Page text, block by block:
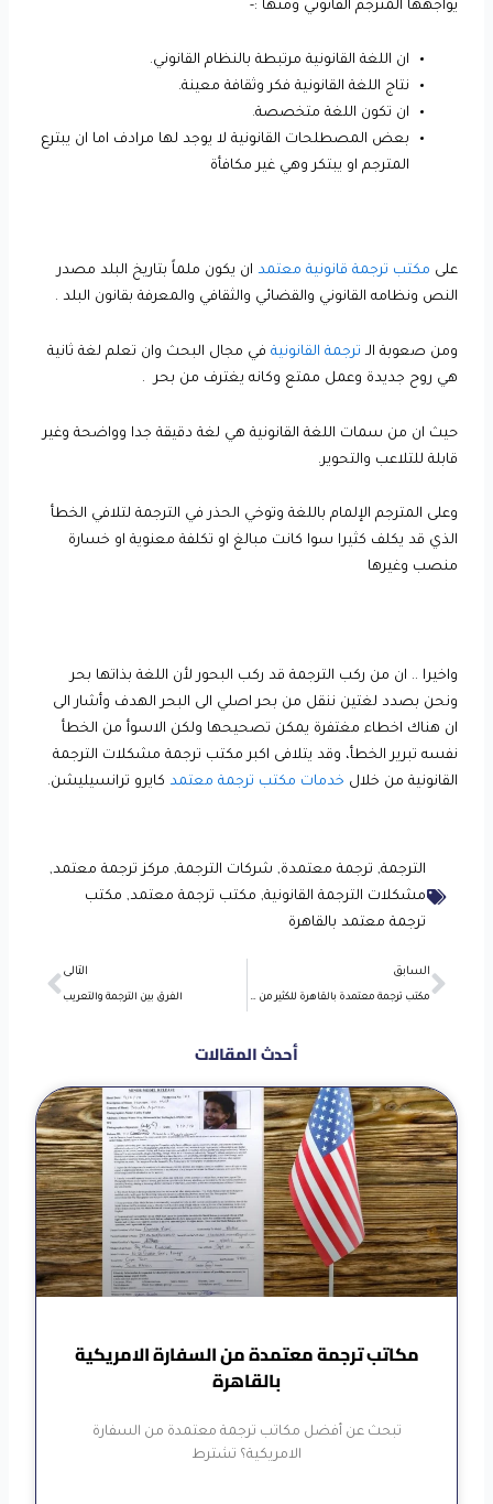
يواجهها المترجم القانوني ومنها :-
ان اللغة القانونية مرتبطة بالنظام القانوني.
نتاج اللغة القانونية فكر وثقافة معينة.
ان تكون اللغة متخصصة.
بعض المصطلحات القانونية لا يوجد لها مرادف اما ان يبترع
المترجم او يبتكر وهي غير مكافأة
على مكتب ترجمة قانونية معتمد ان يكون ملماً بتاريخ البلد مصدر
النص ونظامه القانوني والقضائي والثقافي والمعرفة بقانون البلد .
ومن صعوبة الـ ترجمة القانونية في مجال البحث وان تعلم لغة ثانية
هي روح جديدة وعمل ممتع وكانه يغترف من بحر .
حيث ان من سمات اللغة القانونية هي لغة دقيقة جدا وواضحة وغير
قابلة للتلاعب والتحوير.
وعلى المترجم الإلمام باللغة وتوخي الحذر في الترجمة لتلافي الخطأ
الذي قد يكلف كثيرا سوا كانت مبالغ او تكلفة معنوية او خسارة
منصب وغيرها
واخيرا .. ان من ركب الترجمة قد ركب البحور لأن اللغة بذاتها بحر
ونحن بصدد لغتين ننقل من بحر اصلي الى البحر الهدف وأشار الى
ان هناك اخطاء مغتفرة يمكن تصحيحها ولكن الاسوأ من الخطأ
نفسه تبرير الخطأ، وقد يتلافى اكبر مكتب ترجمة مشكلات الترجمة
القانونية من خلال خدمات مكتب ترجمة معتمد كايرو ترانسيليشن.
الترجمة, ترجمة معتمدة, شركات الترجمة, مركز ترجمة معتمد,
مشكلات الترجمة القانونية, مكتب ترجمة معتمد, مكتب
ترجمة معتمد بالقاهرة
Prev
السابق
مكتب ترجمة معتمدة بالقاهرة للكثير من خدمات الترجمة
التالى
الفرق بين الترجمة والتعريب
أحدث المقالات
مكاتب ترجمة معتمدة من السفارة الامريكية
بالقاهرة
تبحث عن أفضل مكاتب ترجمة معتمدة من السفارة
الامريكية؟ تشترط